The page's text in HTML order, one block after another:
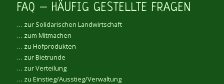
FAQ – HÄUFIG GESTELLTE FRAGEN
… zur Solidarischen Landwirtschaft
… zum Mitmachen
… zu Hofprodukten
… zur Bietrunde
… zur Verteilung
… zu Einstieg/Ausstieg/Verwaltung